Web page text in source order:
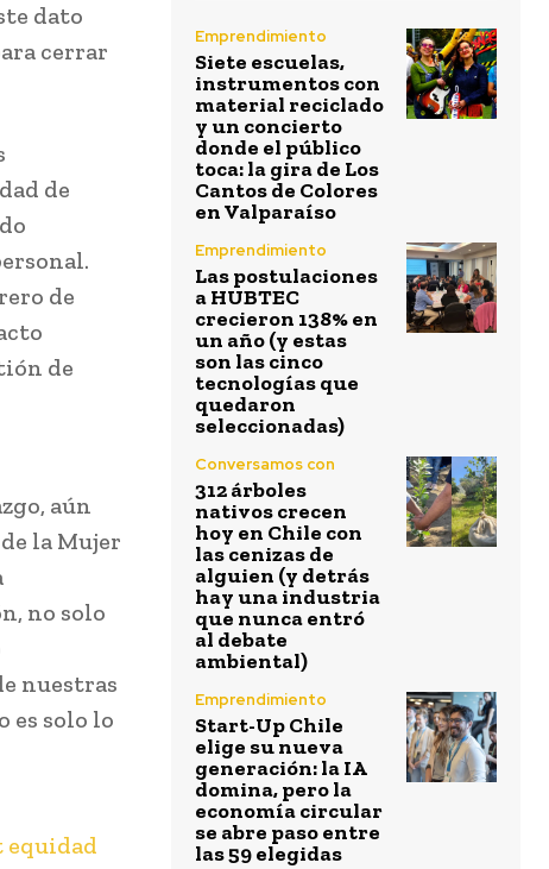
dato
cerrar
de
de
de
aún
la Mujer
no solo
nuestras
es solo lo
Emprendimiento
Siete escuelas,
instrumentos con
material reciclado
y un concierto
donde el público
toca: la gira de Los
Cantos de Colores
en Valparaíso
Emprendimiento
Las postulaciones
a HUBTEC
crecieron 138% en
un año (y estas
son las cinco
tecnologías que
quedaron
seleccionadas)
Conversamos con
312 árboles
nativos crecen
hoy en Chile con
las cenizas de
alguien (y detrás
hay una industria
que nunca entró
al debate
ambiental)
Emprendimiento
Start-Up Chile
elige su nueva
generación: la IA
domina, pero la
economía circular
se abre paso entre
las 59 elegidas